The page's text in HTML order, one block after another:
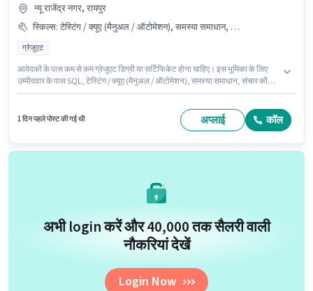
न्यू राजेंद्र नगर, रायपुर
स्किल्स: टेस्टिंग / क्यूए (मैनुअल / ऑटोमेशन), समस्या समाधान, संचार कौशल, SQL
ग्रेजुएट
आवेदकों के पास कम से कम ग्रेजुएट डिग्री या सर्टिफिकेट होना चाहिए। इस भूमिका के लिए
उम्मीदवार के पास SQL, टेस्टिंग / क्यूए (मैनुअल / ऑटोमेशन), समस्या समाधान, संचार कौशल
वैकेंसी न्यू राजेंद्र नगर, रायपुर में है। यह भूमिका 6 - 60 महीने वर्ष के अनुभव वाले के लिए खुली
1 दिन पहले पोस्ट की गई थी अप्लाई कॉल
अभी login करें और ₹40,000 तक सैलरी वाली
नौकरियां देखें
Login Now